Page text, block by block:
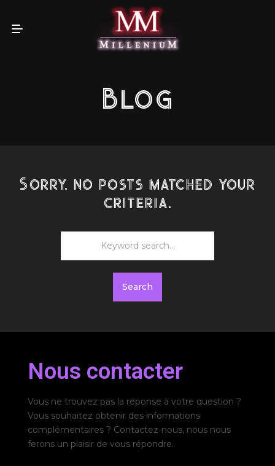
Blog
Sorry, no posts matched your
criteria.
Nous contacter
Vous ne trouvez pas la réponse à votre question ?
Vous souhaitez obtenir des informations
complémentaires ? Contactez-nous, nous nous
ferons un plaisir de vous répondre.